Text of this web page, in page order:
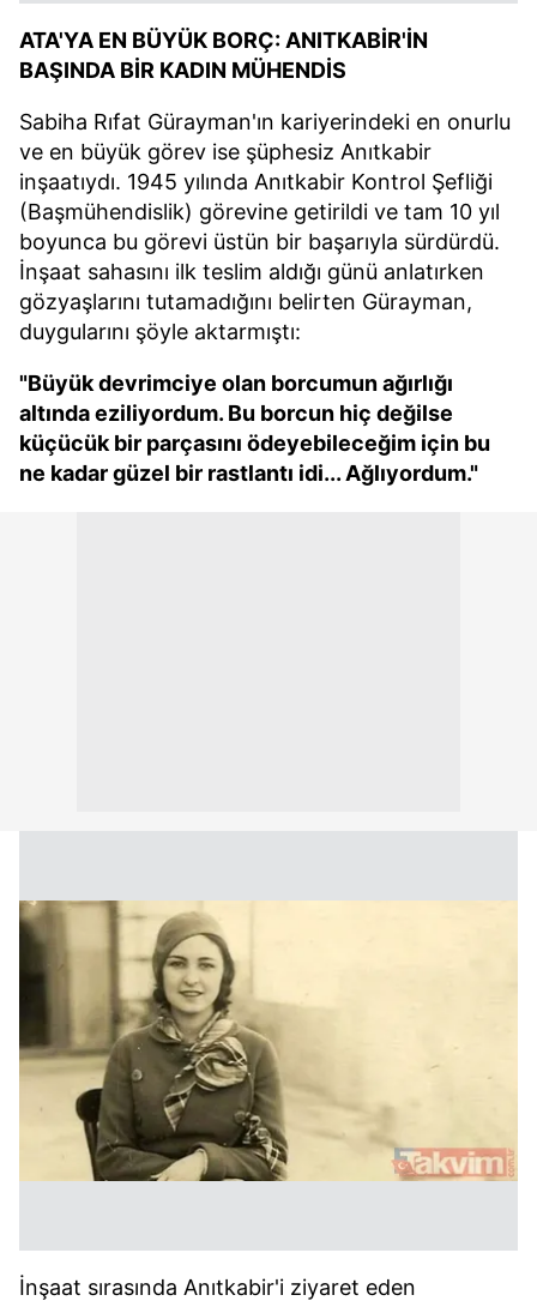
ATA'YA EN BÜYÜK BORÇ: ANITKABİR'İN
BAŞINDA BİR KADIN MÜHENDİS
Sabiha Rıfat Gürayman'ın kariyerindeki en onurlu
ve en büyük görev ise şüphesiz Anıtkabir
inşaatıydı. 1945 yılında Anıtkabir Kontrol Şefliği
(Başmühendislik) görevine getirildi ve tam 10 yıl
boyunca bu görevi üstün bir başarıyla sürdürdü.
İnşaat sahasını ilk teslim aldığı günü anlatırken
gözyaşlarını tutamadığını belirten Gürayman,
duygularını şöyle aktarmıştı:
"Büyük devrimciye olan borcumun ağırlığı
altında eziliyordum. Bu borcun hiç değilse
küçücük bir parçasını ödeyebileceğim için bu
ne kadar güzel bir rastlantı idi... Ağlıyordum."
İnşaat sırasında Anıtkabir'i ziyaret eden